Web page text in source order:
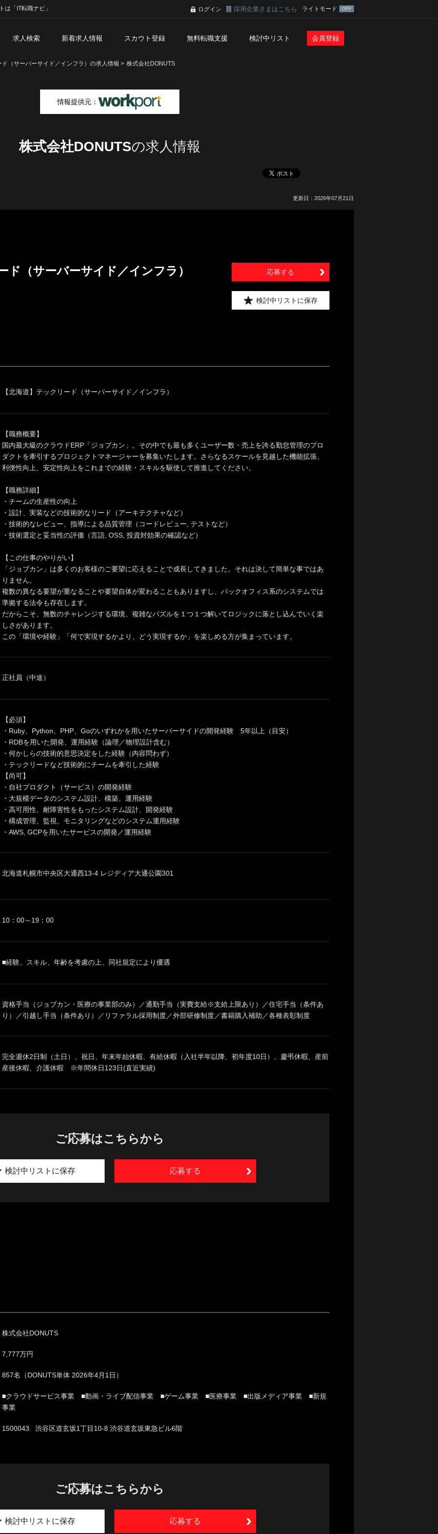
は「IT転職ナビ」 ログイン 採用企業さまはこちら ライトモード
求人検索 新着求人情報 スカウト登録 無料転職支援 検討中リスト 会員登録
（サーバーサイド／インフラ）の求人情報 > 株式会社DONUTS
情報提供元：
株式会社DONUTSの求人情報
更新日：2026年07月21日
ド（サーバーサイド／インフラ） 応募する
検討中リストに保存
【北海道】テックリード（サーバーサイド／インフラ）
【職務概要】
国内最大級のクラウドERP「ジョブカン」。その中でも最も多くユーザー数・売上を誇る勤怠管理のプロ
ダクトを牽引するプロジェクトマネージャーを募集いたします。さらなるスケールを見越した機能拡張、
利便性向上、安定性向上をこれまでの経験・スキルを駆使して推進してください。
【職務詳細】
・チームの生産性の向上
・設計、実装などの技術的なリード（アーキテクチャなど）
・技術的なレビュー、指導による品質管理（コードレビュー, テストなど）
・技術選定と妥当性の評価（言語, OSS, 投資対効果の確認など）
【この仕事のやりがい】
「ジョブカン」は多くのお客様のご要望に応えることで成長してきました。それは決して簡単な事ではあ
りません。
複数の異なる要望が重なることや要望自体が変わることもありますし、バックオフィス系のシステムでは
準拠する法令も存在します。
だからこそ、無数のチャレンジする環境、複雑なパズルを１つ１つ解いてロジックに落とし込んでいく楽
しさがあります。
この「環境や経験」「何で実現するかより、どう実現するか」を楽しめる方が集まっています。
正社員（中途）
【必須】
・Ruby、Python、PHP、Goのいずれかを用いたサーバーサイドの開発経験 5年以上（目安）
・RDBを用いた開発、運用経験（論理／物理設計含む）
・何かしらの技術的意思決定をした経験（内容問わず）
・テックリードなど技術的にチームを牽引した経験
【尚可】
・自社プロダクト（サービス）の開発経験
・大規模データのシステム設計、構築、運用経験
・高可用性、耐障害性をもったシステム設計、開発経験
・構成管理、監視、モニタリングなどのシステム運用経験
・AWS, GCPを用いたサービスの開発／運用経験
北海道札幌市中央区大通西13-4 レジディア大通公園301
10：00～19：00
■経験、スキル、年齢を考慮の上、同社規定により優遇
資格手当（ジョブカン・医療の事業部のみ）／通勤手当（実費支給※支給上限あり）／住宅手当（条件あ
り）／引越し手当（条件あり）／リファラル採用制度／外部研修制度／書籍購入補助／各種表彰制度
完全週休2日制（土日）、祝日、年末年始休暇、有給休暇（入社半年以降、初年度10日）、慶弔休暇、産前
産後休暇、介護休暇 ※年間休日123日(直近実績)
ご応募はこちらから
応募する
検討中リストに保存
株式会社DONUTS
7,777万円
857名（DONUTS単体 2026年4月1日）
■クラウドサービス事業 ■動画・ライブ配信事業 ■ゲーム事業 ■医療事業 ■出版メディア事業 ■新規
事業
1500043 渋谷区道玄坂1丁目10-8 渋谷道玄坂東急ビル6階
ご応募はこちらから
応募する
検討中リストに保存